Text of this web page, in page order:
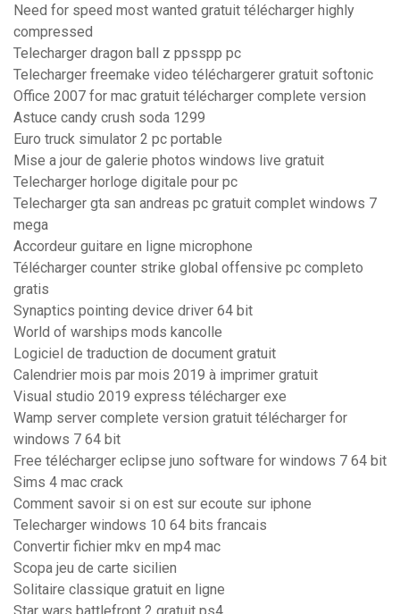
Need for speed most wanted gratuit télécharger highly
compressed
Telecharger dragon ball z ppsspp pc
Telecharger freemake video téléchargerer gratuit softonic
Office 2007 for mac gratuit télécharger complete version
Astuce candy crush soda 1299
Euro truck simulator 2 pc portable
Mise a jour de galerie photos windows live gratuit
Telecharger horloge digitale pour pc
Telecharger gta san andreas pc gratuit complet windows 7
mega
Accordeur guitare en ligne microphone
Télécharger counter strike global offensive pc completo
gratis
Synaptics pointing device driver 64 bit
World of warships mods kancolle
Logiciel de traduction de document gratuit
Calendrier mois par mois 2019 à imprimer gratuit
Visual studio 2019 express télécharger exe
Wamp server complete version gratuit télécharger for
windows 7 64 bit
Free télécharger eclipse juno software for windows 7 64 bit
Sims 4 mac crack
Comment savoir si on est sur ecoute sur iphone
Telecharger windows 10 64 bits francais
Convertir fichier mkv en mp4 mac
Scopa jeu de carte sicilien
Solitaire classique gratuit en ligne